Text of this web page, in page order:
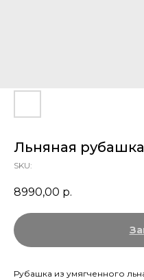
Льняная
SKU:
8990,00 р.
Рубашка из умягченного